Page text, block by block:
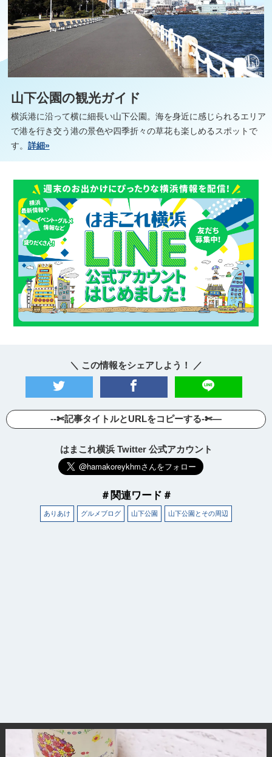
山下公園の観光ガイド
横浜港に沿って横に細長い山下公園。海を身近に感じられるエリア
で港を行き交う港の景色や四季折々の草花も楽しめるスポットで
す。 詳細»
＼ この情報をシェアしよう！ ／
--✄記事タイトルとURLをコピーする-✄—
はまこれ横浜 Twitter 公式アカウント
＃関連ワード＃
ありあけ グルメブログ 山下公園 山下公園とその周辺